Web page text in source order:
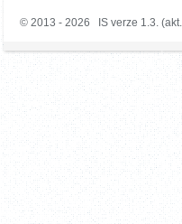
© 2013 - 2026 IS verze 1.3.